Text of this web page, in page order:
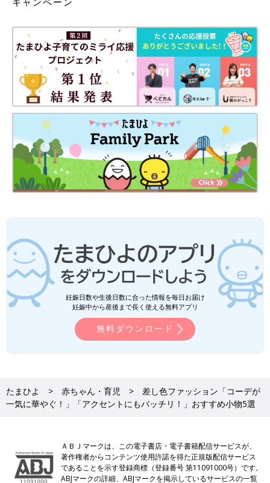
妊娠日数や生後日数に合った情報を毎日お届け
妊娠中から産後まで長く使える無料アプリ
無料ダウンロード
たまひよ 赤ちゃん・育児
差し色ファッション「コーデが
一気に華やぐ！」「アクセントにもバッチリ！」おすすめ小物5選
ＡＢＪマークは、この電子書店・電子書籍配信サービスが、
著作権者からコンテンツ使用許諾を得た正規版配信サービス
であることを示す登録商標（登録番号 第11091000号）です。
ABJマークの詳細、ABJマークを掲示しているサービスの一覧